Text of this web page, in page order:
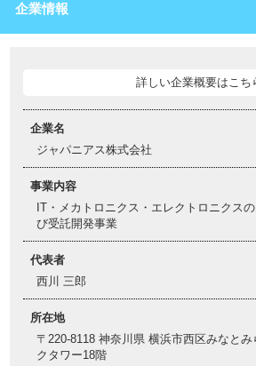
企業情報
詳しい企業概要はこち
企業名
ジャパニアス株式会社
事業内容
IT・メカトロニクス・エレクトロニクス
び受託開発事業
代表者
西川 三郎
所在地
〒220-8118 神奈川県 横浜市西区みなとみ
クタワー18階